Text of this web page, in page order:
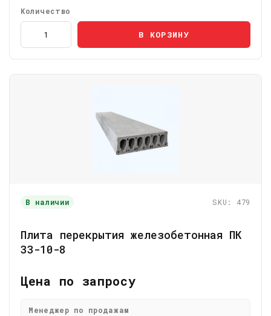
Количество
В КОРЗИНУ
В наличии SKU: 479
Плита перекрытия железобетонная ПК
33-10-8
Цена по запросу
Менеджер по продажам